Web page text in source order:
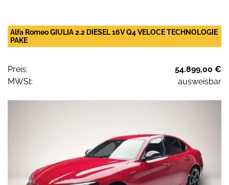
Alfa Romeo GIULIA 2.2 DIESEL 16V Q4 VELOCE TECHNOLOGIE
PAKE
Preis:
54.899,00 €
MWSt:
ausweisbar